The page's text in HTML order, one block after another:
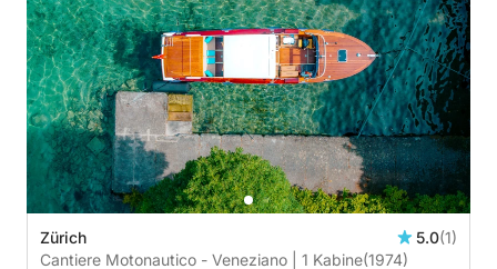
Zürich 5.0(1)
Cantiere Motonautico - Veneziano | 1 Kabine(1974)